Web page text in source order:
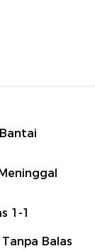
1-1
Balas